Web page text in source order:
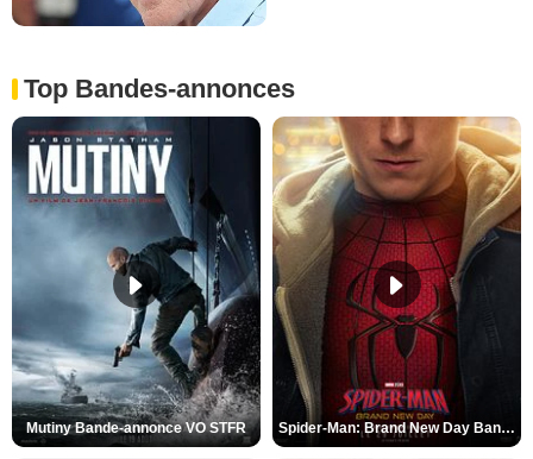
Top Bandes-annonces
Mutiny Bande-annonce VO STFR Spider-Man: Brand New Day Bande-annonce VO STFR